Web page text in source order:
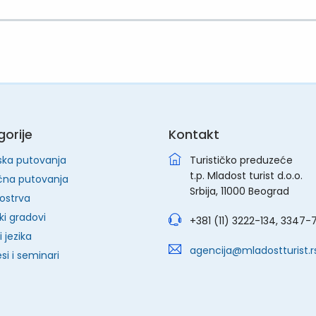
putovanja
putovanja
gradovi
jezika
i seminari
Kontakt
Turističko preduzeće
t.p. Mladost turist d.o.o.
Srbija, 11000 Beograd
+381 (11) 3222-134, 3347-